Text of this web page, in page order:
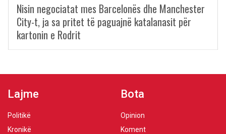
Nisin negociatat mes Barcelonës dhe Manchester
City-t, ja sa pritet të paguajnë katalanasit për
kartonin e Rodrit
Lajme
Politikë
Kronikë
Bota
Opinion
Koment